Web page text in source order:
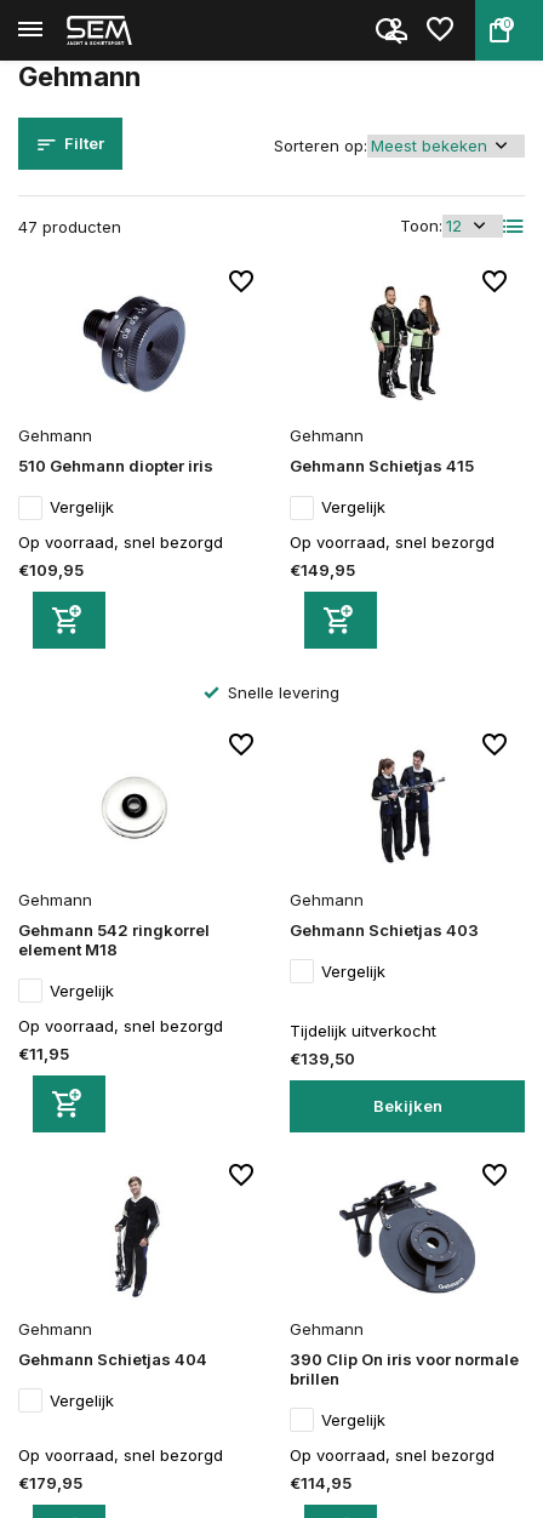
0
Terug Home
Gehmann
Filter
47 producten Toon:
Sorteren op:
Gehmann
510 Gehmann diopter iris
Vergelijk
Op voorraad, snel bezorgd
€109,95
Gehmann
Gehmann Schietjas 415
Vergelijk
Op voorraad, snel bezorgd
€149,95
Snelle levering
Gehmann
Gehmann 542 ringkorrel
element M18
Vergelijk
Op voorraad, snel bezorgd
€11,95
Gehmann
Gehmann Schietjas 403
Vergelijk
Tijdelijk uitverkocht
€139,50
Bekijken
Gehmann
Gehmann Schietjas 404
Vergelijk
Op voorraad, snel bezorgd
€179,95
Gehmann
390 Clip On iris voor normale
brillen
Vergelijk
Op voorraad, snel bezorgd
€114,95